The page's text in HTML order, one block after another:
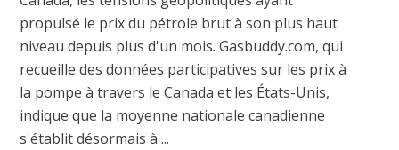
propulsé le prix du pétrole brut à son plus haut
niveau depuis plus d'un mois. Gasbuddy.com, qui
recueille des données participatives sur les prix à
la pompe à travers le Canada et les États-Unis,
indique que la moyenne nationale canadienne
s'établit désormais à ...